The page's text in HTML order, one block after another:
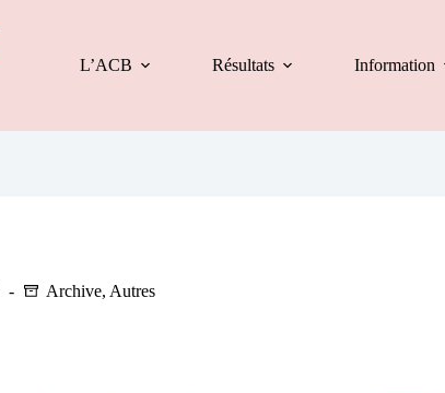
L’ACB
Résultats Information
Archive, Autres